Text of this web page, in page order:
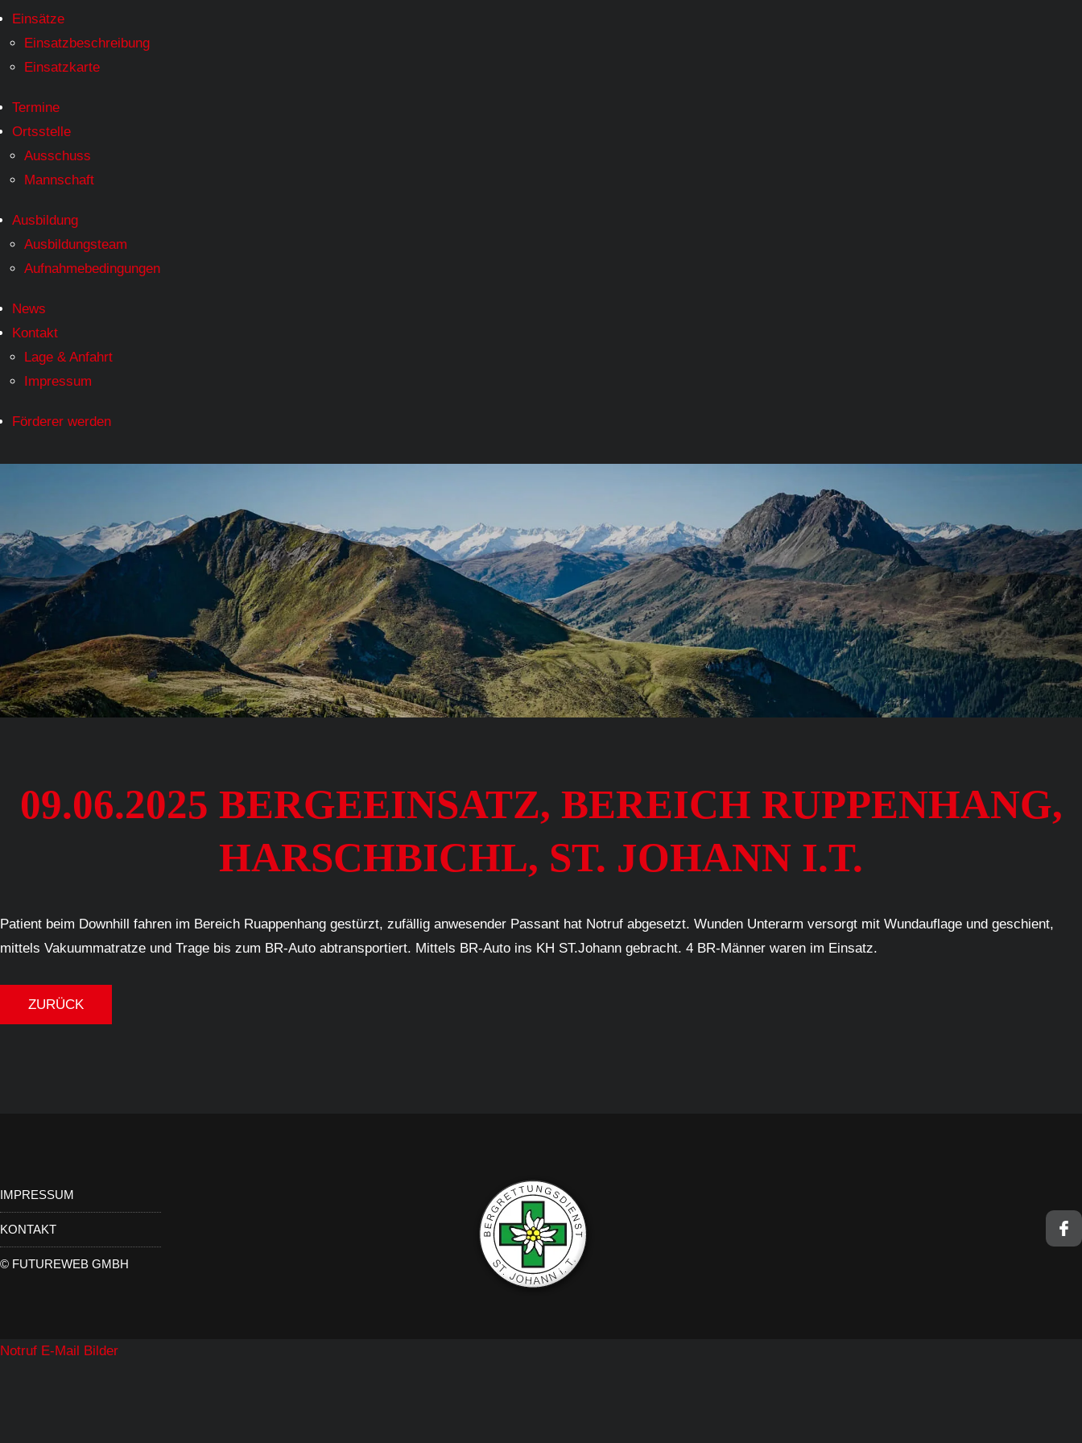
Einsätze
Einsatzbeschreibung
Einsatzkarte
Termine
Ortsstelle
Ausschuss
Mannschaft
Ausbildung
Ausbildungsteam
Aufnahmebedingungen
News
Kontakt
Lage & Anfahrt
Impressum
Förderer werden
09.06.2025 BERGEEINSATZ, BEREICH RUPPENHANG,
HARSCHBICHL, ST. JOHANN I.T.
Patient beim Downhill fahren im Bereich Ruappenhang gestürzt, zufällig anwesender Passant hat Notruf abgesetzt. Wunden Unterarm versorgt mit Wundauflage und geschient,
mittels Vakuummatratze und Trage bis zum BR-Auto abtransportiert. Mittels BR-Auto ins KH ST.Johann gebracht. 4 BR-Männer waren im Einsatz.
ZURÜCK
IMPRESSUM
KONTAKT
© FUTUREWEB GMBH
Notruf E-Mail Bilder